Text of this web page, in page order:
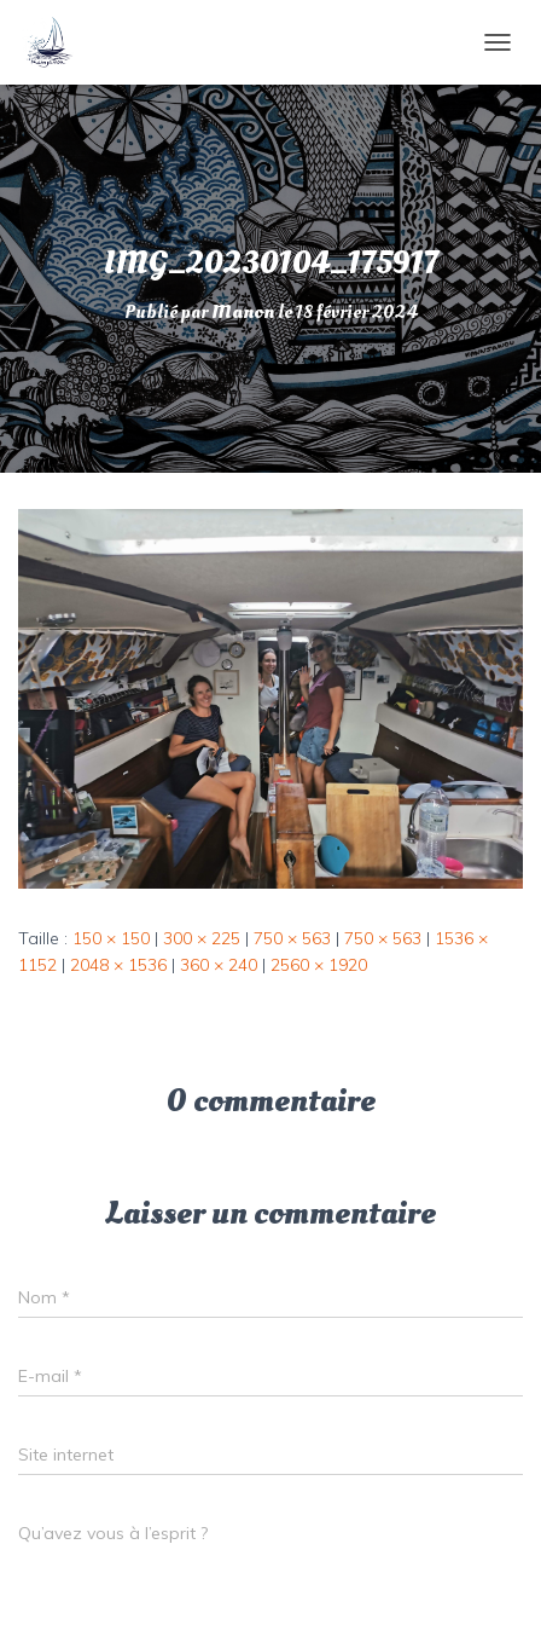
É
P
L
I
E
R
L
A
N
A
V
I
G
T
I
O
N
IMG_20230104_175917
Publié parManonle18 février 2024
Taille : 150 × 150 | 300 × 225 | 750 × 563 | 750 × 563 | 1536 ×
1152 | 2048 × 1536 | 360 × 240 | 2560 × 1920
0 commentaire
Laisser un commentaire
Nom *
E-mail *
Site internet
Qu’avez vous à l’esprit ?